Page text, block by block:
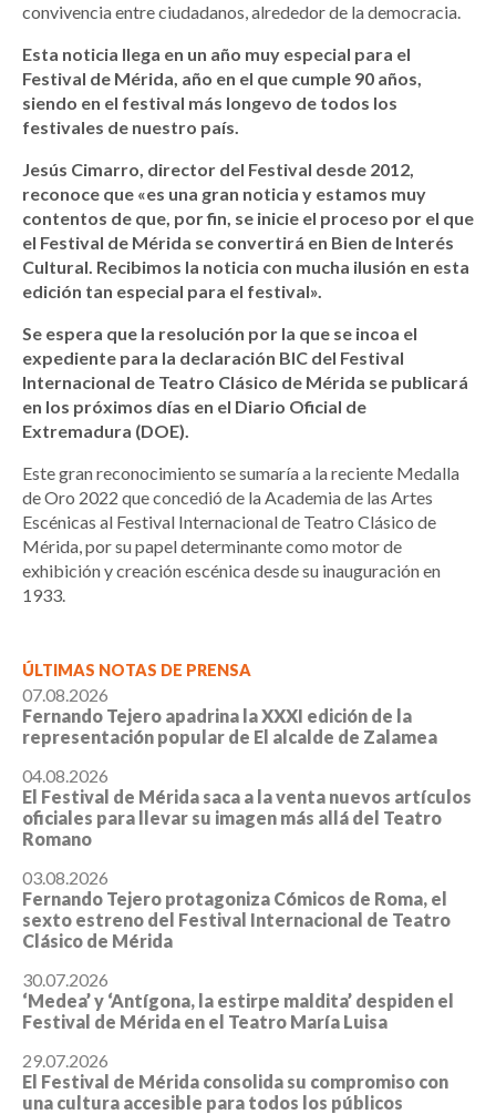
convivencia entre ciudadanos, alrededor de la democracia.
Esta noticia llega en un año muy especial para el
Festival de Mérida, año en el que cumple 90 años,
siendo en el festival más longevo de todos los
festivales de nuestro país.
Jesús Cimarro, director del Festival desde 2012,
reconoce que «es una gran noticia y estamos muy
contentos de que, por fin, se inicie el proceso por el que
el Festival de Mérida se convertirá en Bien de Interés
Cultural. Recibimos la noticia con mucha ilusión en esta
edición tan especial para el festival».
Se espera que la resolución por la que se incoa el
expediente para la declaración BIC del Festival
Internacional de Teatro Clásico de Mérida se publicará
en los próximos días en el Diario Oficial de
Extremadura (DOE).
Este gran reconocimiento se sumaría a la reciente Medalla
de Oro 2022 que concedió de la Academia de las Artes
Escénicas al Festival Internacional de Teatro Clásico de
Mérida, por su papel determinante como motor de
exhibición y creación escénica desde su inauguración en
1933.
ÚLTIMAS NOTAS DE PRENSA
07.08.2026
Fernando Tejero apadrina la XXXI edición de la
representación popular de El alcalde de Zalamea
04.08.2026
El Festival de Mérida saca a la venta nuevos artículos
oficiales para llevar su imagen más allá del Teatro
Romano
03.08.2026
Fernando Tejero protagoniza Cómicos de Roma, el
sexto estreno del Festival Internacional de Teatro
Clásico de Mérida
30.07.2026
‘Medea’ y ‘Antígona, la estirpe maldita’ despiden el
Festival de Mérida en el Teatro María Luisa
29.07.2026
El Festival de Mérida consolida su compromiso con
una cultura accesible para todos los públicos